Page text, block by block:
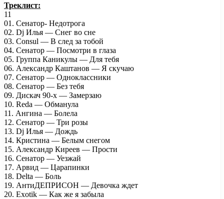
Треклист:
11
01. Сенатор- Недотрога
02. Dj Илья — Снег во сне
03. Consul — В след за тобой
04. Сенатор — Посмотри в глаза
05. Группа Каникулы — Для тебя
06. Александр Каштанов — Я скучаю
07. Сенатор — Одноклассники
08. Сенатор — Без тебя
09. Дискач 90-х — Замерзаю
10. Reda — Oбманула
11. Ангина — Болела
12. Сенатор — Три розы
13. Dj Илья — Дождь
14. Кристина — Белым снегом
15. Александр Киреев — Прости
16. Сенатор — Уезжай
17. Арвид — Царапинки
18. Delta — Боль
19. АнтиДЕПРИСОН — Девочка ждет
20. Exotik — Как же я забыла